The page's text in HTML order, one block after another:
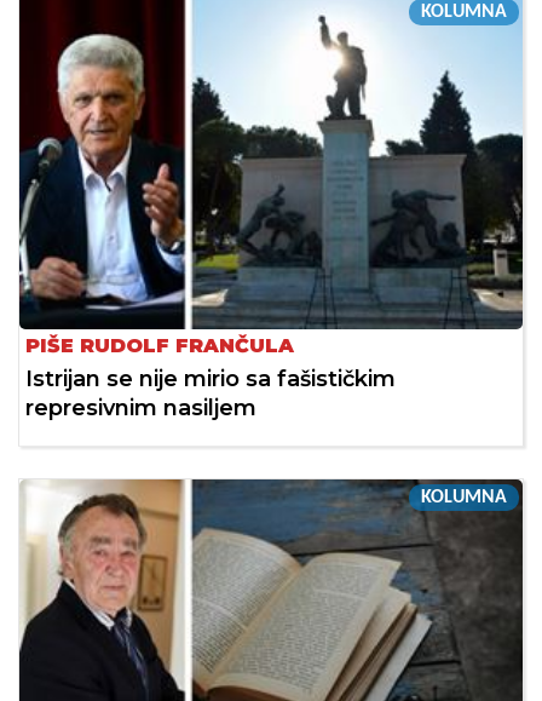
KOLUMNA
PIŠE RUDOLF FRANČULA
Istrijan se nije mirio sa fašističkim
represivnim nasiljem
KOLUMNA